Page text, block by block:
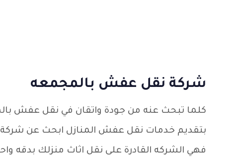
شركة نقل عفش بالمجمعه
كلما تبحث عنه من جودة واتقان في نقل عفش
بتقديم خدمات نقل عفش المنازل ابحث عن شركة
فهي الشركه القادرة على نقل اثاث منزلك بدقه